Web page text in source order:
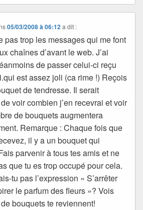
05/03/2008 à 06:12 a dit :
pas trop les messages qui me font
chaînes d’avant le web. J’ai
de passer celui-ci reçu
est assez joli (ca rime !) Reçois
de tendresse. Il serait
voir combien j’en recevrai et voir
de bouquets augmentera
Remarque : Chaque fois que
il y a un bouquet qui
parvenir à tous tes amis et ne
que tu es trop occupé pour cela.
tu pas l’expression « S’arrêter
le parfum des fleurs »? Vois
bouquets te reviennent!